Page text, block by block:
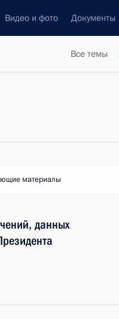
Видео и фото Документы
Все темы
материалы
данных